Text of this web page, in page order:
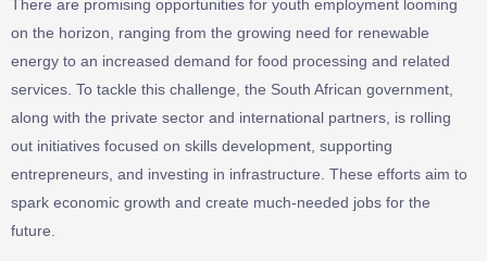
There are promising opportunities for youth employment looming
on the horizon, ranging from the growing need for renewable
energy to an increased demand for food processing and related
services. To tackle this challenge, the South African government,
along with the private sector and international partners, is rolling
out initiatives focused on skills development, supporting
entrepreneurs, and investing in infrastructure. These efforts aim to
spark economic growth and create much-needed jobs for the
future.